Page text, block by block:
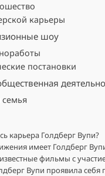
карьеры
шоу
постановки
карьера Голдберг Вупи?
имеет Голдберг
фильмы с
Вупи проявила